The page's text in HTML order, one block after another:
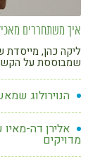
איך משתחררים
שמבוססת על
הנוירולוג
אלירן דה-
מדויקים